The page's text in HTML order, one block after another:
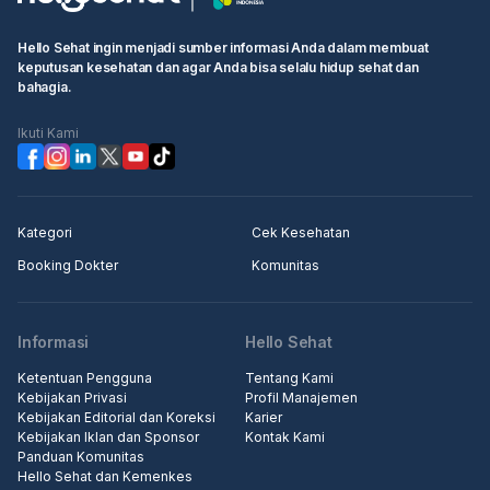
booking"
Langkah 2: Pergi ke rumah sakit atau klinik terjadwal, pergi ke
konter penerimaan medis, tunjukkan informasi booking kepada
resepsionis/perawat
Langkah 3: Masuk ke klinik untuk pemeriksaan.
Hello Sehat ingin menjadi sumber informasi Anda dalam membuat
keputusan kesehatan dan agar Anda bisa selalu hidup sehat dan
bahagia.
Ikuti Kami
Kategori
Cek Kesehatan
Booking Dokter
Komunitas
Informasi
Ketentuan Pengguna
Kebijakan Privasi
Kebijakan Editorial dan Koreksi
Kebijakan Iklan dan Sponsor
Panduan Komunitas
Hello Sehat dan Kemenkes
Hello Sehat
Tentang Kami
Profil Manajemen
Karier
Kontak Kami